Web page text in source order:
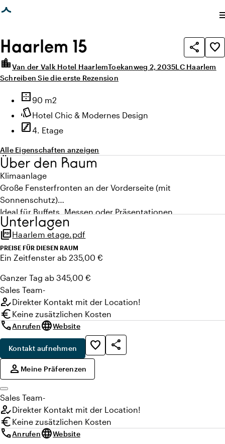
geladen
photo_library
Haarlem 15 share
favorite_border
location_cityVan der Valk Hotel HaarlemToekanweg 2, 2035LC Haarlem
Schreiben Sie die erste Rezension
Highlights
border_outer Fläche
90 m2
styleAmbiente
Hotel Chic & Modernes Design
stairs Stockwerk
4. Etage
Alle Eigenschaften anzeigen
Über den Raum
Klimaanlage
Große Fensterfronten an der Vorderseite (mit
Sonnenschutz)
Ideal für Buffets, Messen oder Präsentationen
1 Anschluss für 32 Ampère Starkstrom
Hausautomation über Bedienfeld (Ton, Licht, Beamer,
Temperatur)
Möglichkeit zur Verbindung mit Haarlem 14 und 16
Zugang zum Balkon
Akustikdecke
Schallschutzwände
Rollstuhlgerecht
Unterlagen
picture_as_pdfHaarlem etage.pdf
PREISE FÜR DIESEN RAUM
Ein Zeitfenster ab 235,00 €
Ganzer Tag ab 345,00 €
Sales Team-
how_to_regDirekter Kontakt mit der Location!
euro Keine zusätzlichen Kosten
callAnrufenlanguageWebsite
Kontakt aufnehmen favorite_border
share
person Meine Präferenzen
Sales Team-
how_to_regDirekter Kontakt mit der Location!
euro Keine zusätzlichen Kosten
callAnrufenlanguageWebsite